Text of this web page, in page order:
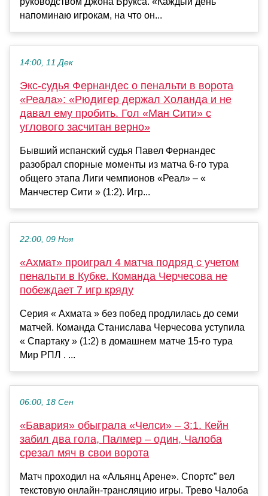
напоминаю игрокам, на что он...
14:00, 11 Дек
Экс-судья Фернандес о пенальти в ворота
«Реала»: «Рюдигер держал Холанда и не
давал ему пробить. Гол «Ман Сити» с
углового засчитан верно»
Бывший испанский судья Павел Фернандес
разобрал спорные моменты из матча 6-го тура
общего этапа Лиги чемпионов «Реал» – «
Манчестер Сити » (1:2). Игр...
22:00, 09 Ноя
«Ахмат» проиграл 4 матча подряд с учетом
пенальти в Кубке. Команда Черчесова не
побеждает 7 игр кряду
Серия « Ахмата » без побед продлилась до семи
матчей. Команда Станислава Черчесова уступила
« Спартаку » (1:2) в домашнем матче 15-го тура
Мир РПЛ . ...
06:00, 18 Сен
«Бавария» обыграла «Челси» – 3:1. Кейн
забил два гола, Палмер – один, Чалоба
срезал мяч в свои ворота
Матч проходил на «Альянц Арене». Спортс” вел
текстовую онлайн-трансляцию игры. Трево Чалоба